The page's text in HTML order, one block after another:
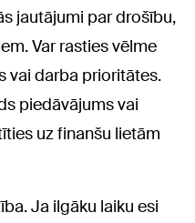
jautājumi par drošību,
Var rasties vēlme
vai darba prioritātes.
piedāvājums vai
uz finanšu lietām
Ja ilgāku laiku esi